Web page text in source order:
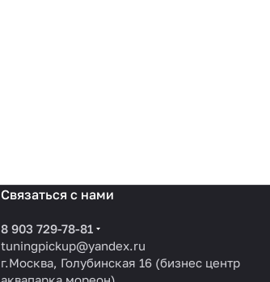
Связаться с нами
8 903 729-78-81
tuningpickup@yandex.ru
г.Москва, Голубинская 16 (бизнес центр